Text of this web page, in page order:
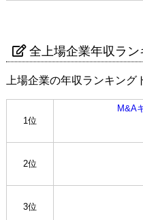
全上場企業年収ラン
上場企業の年収ランキング
1位
M&A
2位
3位